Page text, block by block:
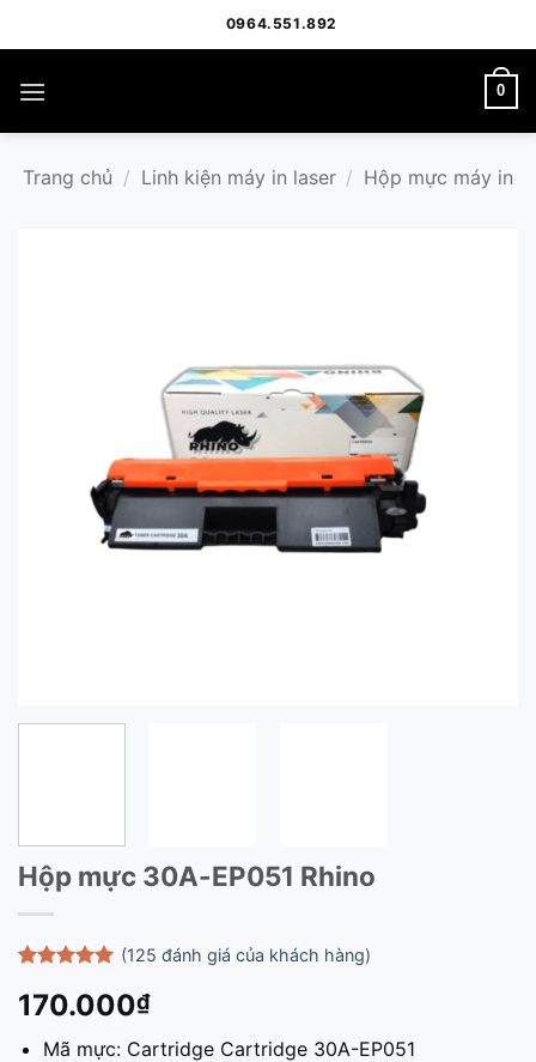
qua
dung
0964.551.892
0
Trang chủ / Linh kiện máy in laser / Hộp mực máy in
Hộp mực 30A-EP051 Rhino
dựa trên
đánh giá
(125 đánh giá của khách hàng)
170.000₫
Mã mực: Cartridge Cartridge 30A-EP051